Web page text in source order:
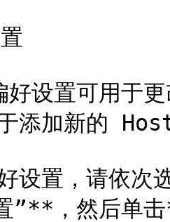
设置可用于
添加新的
好设置，请
”**，然后单